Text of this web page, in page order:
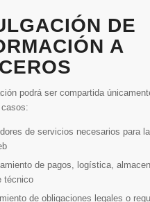
DE
A
podrá ser compartida
de servicios necesarios para
de pagos, logística,
técnico
de obligaciones legales o